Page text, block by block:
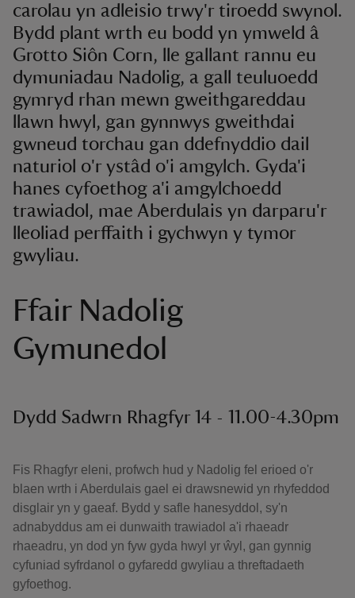
carolau yn adleisio trwy'r tiroedd swynol.
Bydd plant wrth eu bodd yn ymweld â
Grotto Siôn Corn, lle gallant rannu eu
dymuniadau Nadolig, a gall teuluoedd
gymryd rhan mewn gweithgareddau
llawn hwyl, gan gynnwys gweithdai
gwneud torchau gan ddefnyddio dail
naturiol o'r ystâd o'i amgylch. Gyda'i
hanes cyfoethog a'i amgylchoedd
trawiadol, mae Aberdulais yn darparu'r
lleoliad perffaith i gychwyn y tymor
gwyliau.
Ffair Nadolig
Gymunedol
Dydd Sadwrn Rhagfyr 14 - 11.00-4.30pm
Fis Rhagfyr eleni, profwch hud y Nadolig fel erioed o'r
blaen wrth i Aberdulais gael ei drawsnewid yn rhyfeddod
disglair yn y gaeaf. Bydd y safle hanesyddol, sy'n
adnabyddus am ei dunwaith trawiadol a'i rhaeadr
rhaeadru, yn dod yn fyw gyda hwyl yr ŵyl, gan gynnig
cyfuniad syfrdanol o gyfaredd gwyliau a threftadaeth
gyfoethog.